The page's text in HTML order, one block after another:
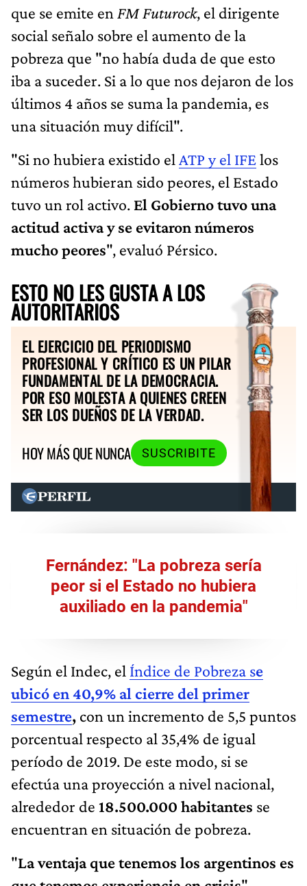
que se emite en FM Futurock, el dirigente
social señalo sobre el aumento de la
pobreza que "no había duda de que esto
iba a suceder. Si a lo que nos dejaron de los
últimos 4 años se suma la pandemia, es
una situación muy difícil".
"Si no hubiera existido el ATP y el IFElos
números hubieran sido peores, el Estado
tuvo un rol activo. El Gobierno tuvo una
actitud activa y se evitaron números
mucho peores", evaluó Pérsico.
ESTO NO LES GUSTA A LOS
AUTORITARIOS
EL EJERCICIO DEL PERIODISMO
PROFESIONAL Y CRÍTICO ES UN PILAR
FUNDAMENTAL DE LA DEMOCRACIA.
POR ESO MOLESTA A QUIENES CREEN
SER LOS DUEÑOS DE LA VERDAD.
HOY MÁS QUE NUNCA
SUSCRIBITE
Fernández: "La pobreza sería
peor si el Estado no hubiera
auxiliado en la pandemia"
Según el Indec, el Índice de Pobreza se
ubicó en 40,9% al cierre del primer
semestre, con un incremento de 5,5 puntos
porcentual respecto al 35,4% de igual
período de 2019. De este modo, si se
efectúa una proyección a nivel nacional,
alrededor de 18.500.000 habitantes se
encuentran en situación de pobreza.
"La ventaja que tenemos los argentinos es